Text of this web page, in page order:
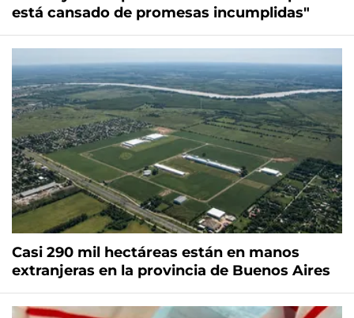
está cansado de promesas incumplidas"
Casi 290 mil hectáreas están en manos
extranjeras en la provincia de Buenos Aires